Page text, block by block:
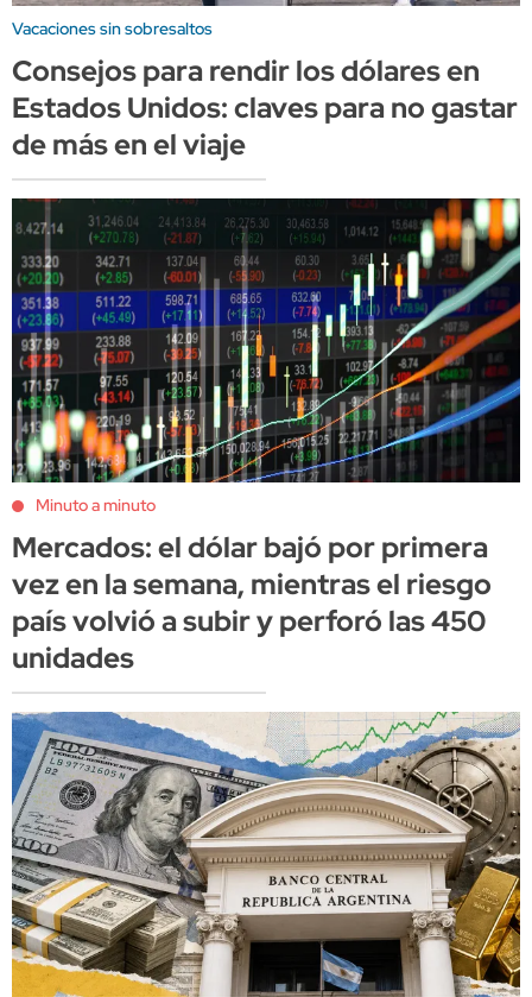
Vacaciones sin sobresaltos
Consejos para rendir los dólares en
Estados Unidos: claves para no gastar
de más en el viaje
Minuto a minuto
Mercados: el dólar bajó por primera
vez en la semana, mientras el riesgo
país volvió a subir y perforó las 450
unidades